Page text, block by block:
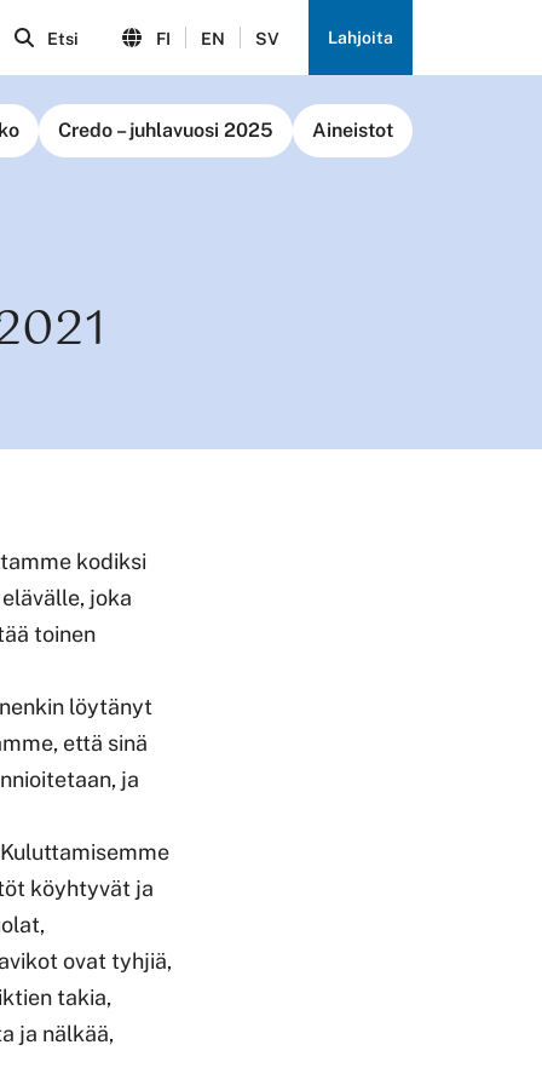
Etsi FI EN SV Lahjoita
Credo – juhlavuosi 2025 Aineistot
kodiksi
joka
toinen
löytänyt
että sinä
ja
köyhtyvät ja
ovat tyhjiä,
takia,
ja nälkää,